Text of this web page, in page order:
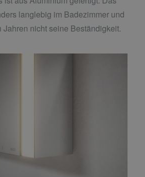
langlebig im Badezimmer und
Jahren nicht seine Beständigkeit.